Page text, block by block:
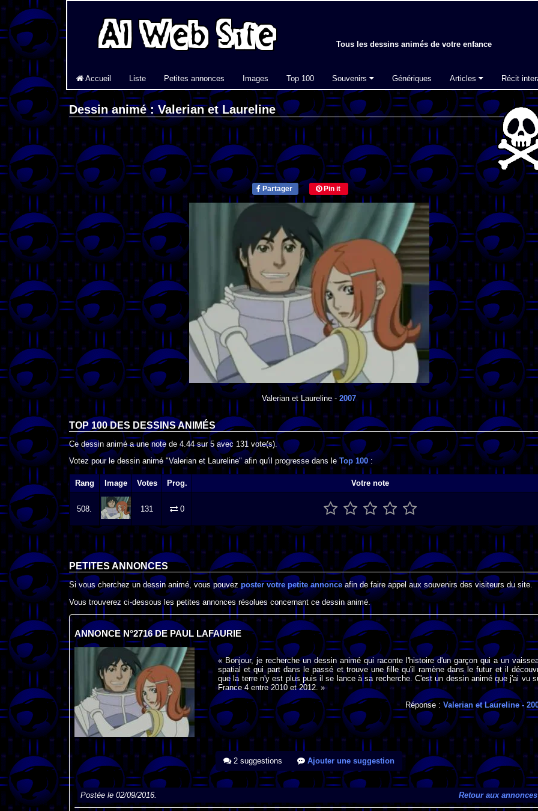
Tous les dessins animés de votre enfance
Accueil Liste Petites annonces Images Top 100 Souvenirs Génériques Articles Récit
Dessin animé : Valerian et Laureline
Partager Pin it
Valerian et Laureline-2007
TOP 100 DES DESSINS ANIMÉS
Ce dessin animé a une note de 4.44sur5 avec 131 vote(s).
Votez pour le dessin animé "Valerian et Laureline" afin qu'il progresse dans le Top 100:
Rang Image Votes Prog. Votre note
508. 131 0
PETITES ANNONCES
Si vous cherchez un dessin animé, vous pouvez poster votre petite annonceafin de faire appel aux souvenirs des visiteurs du site.
Vous trouverez ci-dessous les petites annonces résolues concernant ce dessin animé.
ANNONCE N°2716 DE PAUL LAFAURIE
« Bonjour, je recherche un dessin animé qui raconte l'histoire d'un garçon qui a un
spatial et qui part dans le passé et trouve une fille qu'il ramène dans le futur et il
que la terre n'y est plus puis il se lance à sa recherche. C'est un dessin animé que j'ai vu
France 4 entre 2010 et 2012. »
Réponse :Valerian et Laureline-
2 suggestions Ajouter une suggestion
Postée le 02/09/2016. Retour aux annonces